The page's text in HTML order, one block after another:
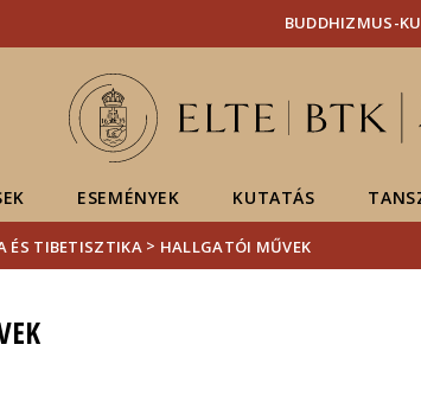
ELTE
BUDDHIZMUS-
ESEMÉNYEK KUTATÁS
ÉS TIBETISZTIKA > HALLGATÓI MŰVEK